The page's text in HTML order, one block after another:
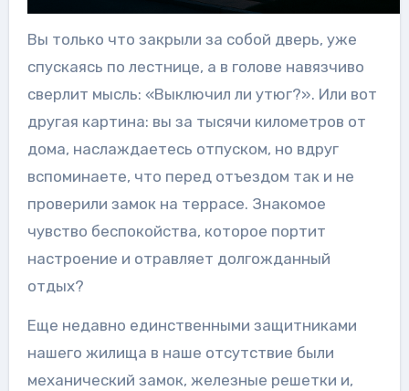
Вы только что закрыли за собой дверь, уже
спускаясь по лестнице, а в голове навязчиво
сверлит мысль: «Выключил ли утюг?». Или вот
другая картина: вы за тысячи километров от
дома, наслаждаетесь отпуском, но вдруг
вспоминаете, что перед отъездом так и не
проверили замок на террасе. Знакомое
чувство беспокойства, которое портит
настроение и отравляет долгожданный
отдых?
Еще недавно единственными защитниками
нашего жилища в наше отсутствие были
механический замок, железные решетки и,